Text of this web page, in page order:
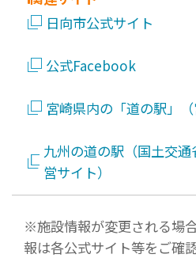
日向市公式サイト
公式Facebook
宮崎県内の「道の駅」（
九州の道の駅（国土交
営サイト）
※施設情報が変更される場
報は各公式サイト等をご確